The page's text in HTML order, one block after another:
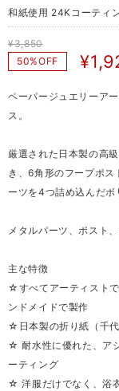
和紙使用 24Kコーティ
¥3,850
50%OFF
ペーパージュエリーア
ス。
厳選された日本製の高
き、6角形のフープポ
ーツを4つ詰め込んだボ
メタルパーツ、ポスト
主な特徴
☆すべてアーティスト
ンドメイドで製作
☆日本製の折り紙（千
☆ 耐水性に優れた、ア
ーティング
☆ 洋服だけでなく、浴